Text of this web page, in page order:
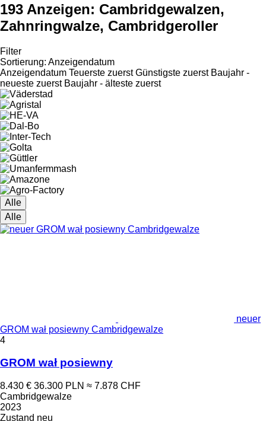
193 Anzeigen: Cambridgewalzen,
Zahnringwalze, Cambridgeroller
Filter
Sortierung: Anzeigendatum
Anzeigendatum Teuerste zuerst Günstigste zuerst Baujahr -
neueste zuerst Baujahr - älteste zuerst
Alle
Alle
neuer
GROM wał posiewny Cambridgewalze
4
GROM wał posiewny
8.430 € 36.300 PLN ≈ 7.878 CHF
Cambridgewalze
2023
Zustand neu